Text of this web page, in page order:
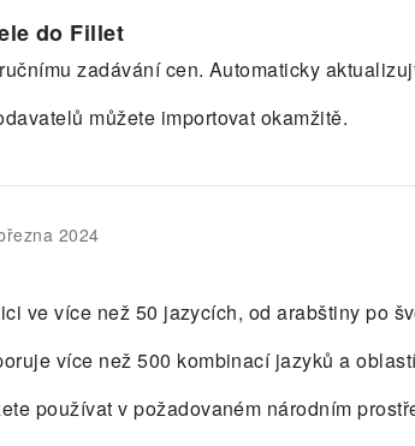
do Fillet
zadávání cen. Automaticky
můžete importovat okamžitě.
2024
ve více než 50 jazycích, od arabštiny po
více než 500 kombinací jazyků a
používat v požadovaném národním